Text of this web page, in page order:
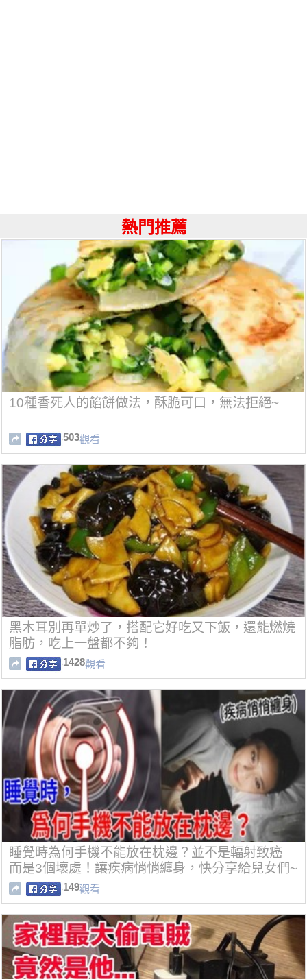
熱門推薦
10種香死人的餡餅做法，酥脆可口，無法拒絕~
503觀看
黑木耳別再單炒了，搭配它好吃又下飯，還能燃燒
脂肪，吃上一盤都不夠！
1428觀看
睡覺時為何手機不能放在枕邊？並不是輻射致癌
而是3個壞處！讓疾病悄悄纏身，快分享給兒女們~
149觀看